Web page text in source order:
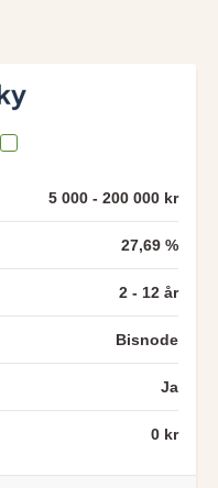
5 000 - 200 000 kr
27,69 %
2 - 12 år
Bisnode
Ja
0 kr